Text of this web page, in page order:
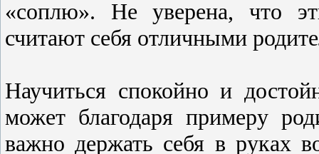
«соплю». Не уверена, что
считают себя отличными
Научиться спокойно и
может благодаря примеру
важно держать себя в руках